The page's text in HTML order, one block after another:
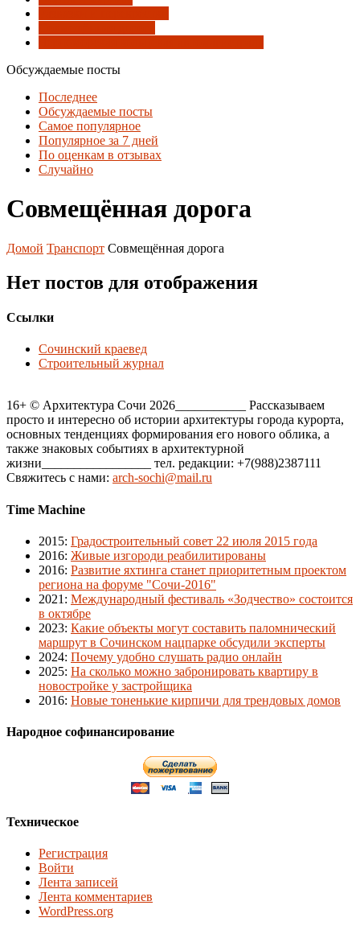
Обсуждаемые посты
Последнее
Обсуждаемые посты
Самое популярное
Популярное за 7 дней
По оценкам в отзывах
Случайно
Совмещённая дорога
Домой Транспорт Совмещённая дорога
Нет постов для отображения
Ссылки
Сочинский краевед
Строительный журнал
16+ © Архитектура Сочи 2026___________ Рассказываем
просто и интересно об истории архитектуры города курорта,
основных тенденциях формирования его нового облика, а
также знаковых событиях в архитектурной
жизни_________________ тел. редакции: +7(988)2387111
Свяжитесь с нами: arch-sochi@mail.ru
Time Machine
2015: Градостроительный совет 22 июля 2015 года
2016: Живые изгороди реабилитированы
2016: Развитие яхтинга станет приоритетным проектом
региона на форуме "Сочи-2016"
2021 : Международный фестиваль «Зодчество» состоится
в октябре
2023: Какие объекты могут составить паломнический
маршрут в Сочинском нацпарке обсудили эксперты
2024: Почему удобно слушать радио онлайн
2025: На сколько можно забронировать квартиру в
новостройке у застройщика
2016: Новые тоненькие кирпичи для трендовых домов
Народное софинансирование
Техническое
Регистрация
Войти
Лента записей
Лента комментариев
WordPress.org